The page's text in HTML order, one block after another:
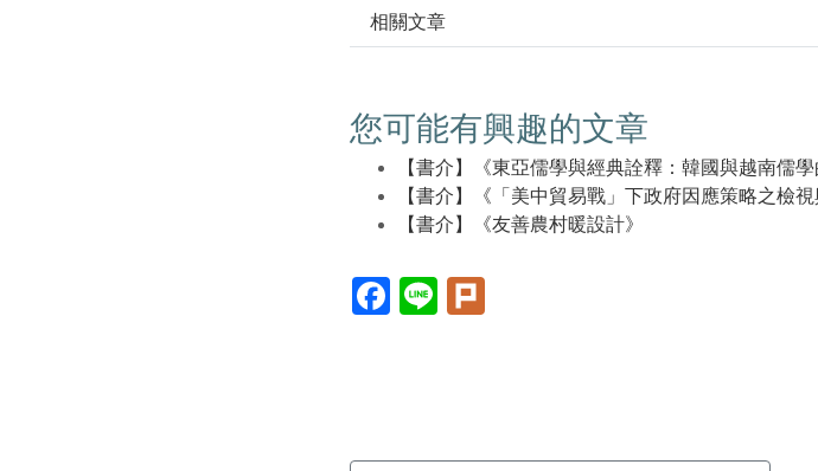
相關文章
您可能有興趣的文章
【書介】《東亞儒學與經典詮釋：韓國與越南儒學
【書介】《「美中貿易戰」下政府因應策略之檢視
【書介】《友善農村暖設計》
Facebook(另
開
Line(另
開